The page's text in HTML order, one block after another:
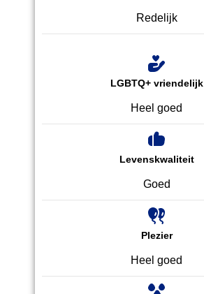
Redelijk
LGBTQ+ vriendelijk
Heel goed
Levenskwaliteit
Goed
Plezier
Heel goed